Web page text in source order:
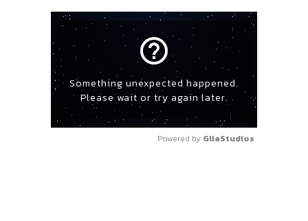
help_outline
Something unexpected happened.
Please wait or try again later.
Powered by GliaStudios